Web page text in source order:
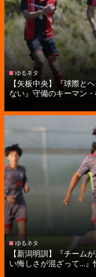
ゆるネタ
【矢板中央】『球際と
ない』守備のキーマン
ゆるネタ
【新潟明訓】『チーム
い悔しさが混ざって...』